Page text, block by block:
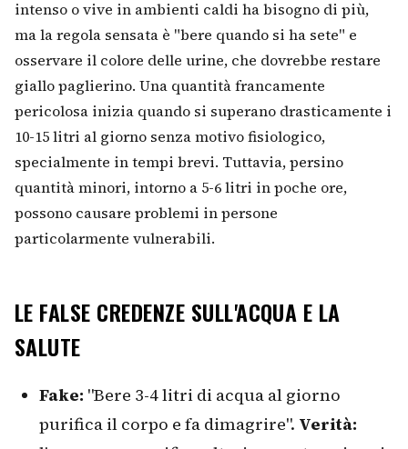
intenso o vive in ambienti caldi ha bisogno di più,
ma la regola sensata è "bere quando si ha sete" e
osservare il colore delle urine, che dovrebbe restare
giallo paglierino. Una quantità francamente
pericolosa inizia quando si superano drasticamente i
10-15 litri al giorno senza motivo fisiologico,
specialmente in tempi brevi. Tuttavia, persino
quantità minori, intorno a 5-6 litri in poche ore,
possono causare problemi in persone
particolarmente vulnerabili.
LE FALSE CREDENZE SULL'ACQUA E LA
SALUTE
Fake: "Bere 3-4 litri di acqua al giorno
purifica il corpo e fa dimagrire". Verità: